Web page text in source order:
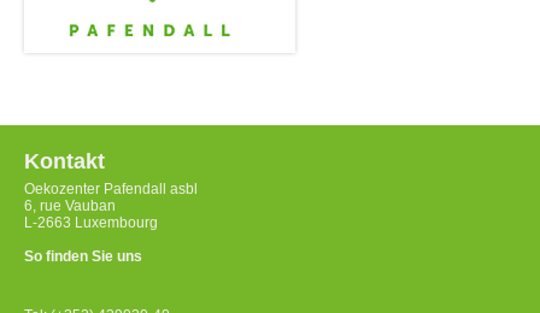
Kontakt
Oekozenter Pafendall asbl
6, rue Vauban
L-2663 Luxembourg
So finden Sie uns